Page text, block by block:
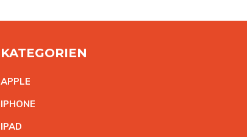
KATEGORIEN
APPLE
IPHONE
IPAD